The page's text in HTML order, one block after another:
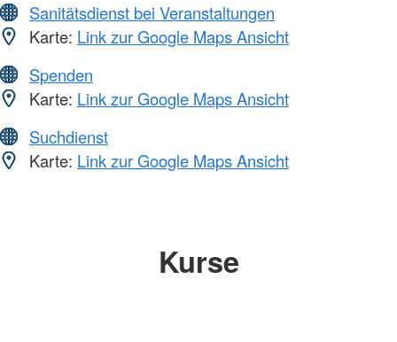
Sanitätsdienst bei Veranstaltungen
Karte: Link zur Google Maps Ansicht
Spenden
Karte: Link zur Google Maps Ansicht
Suchdienst
Karte: Link zur Google Maps Ansicht
Kurse